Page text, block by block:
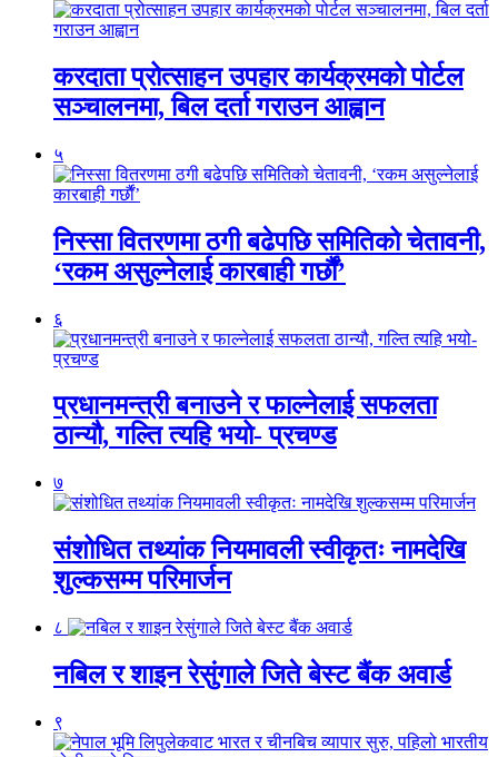
करदाता प्रोत्साहन उपहार कार्यक्रमको पोर्टल
सञ्चालनमा, बिल दर्ता गराउन आह्वान
५
निस्सा वितरणमा ठगी बढेपछि समितिको चेतावनी,
‘रकम असुल्नेलाई कारबाही गर्छाैं’
६
प्रधानमन्त्री बनाउने र फाल्नेलाई सफलता
ठान्यौ, गल्ति त्यहि भयो- प्रचण्ड
७
संशोधित तथ्यांक नियमावली स्वीकृतः नामदेखि
शुल्कसम्म परिमार्जन
८
नबिल र शाइन रेसुंगाले जिते बेस्ट बैंक अवार्ड
९